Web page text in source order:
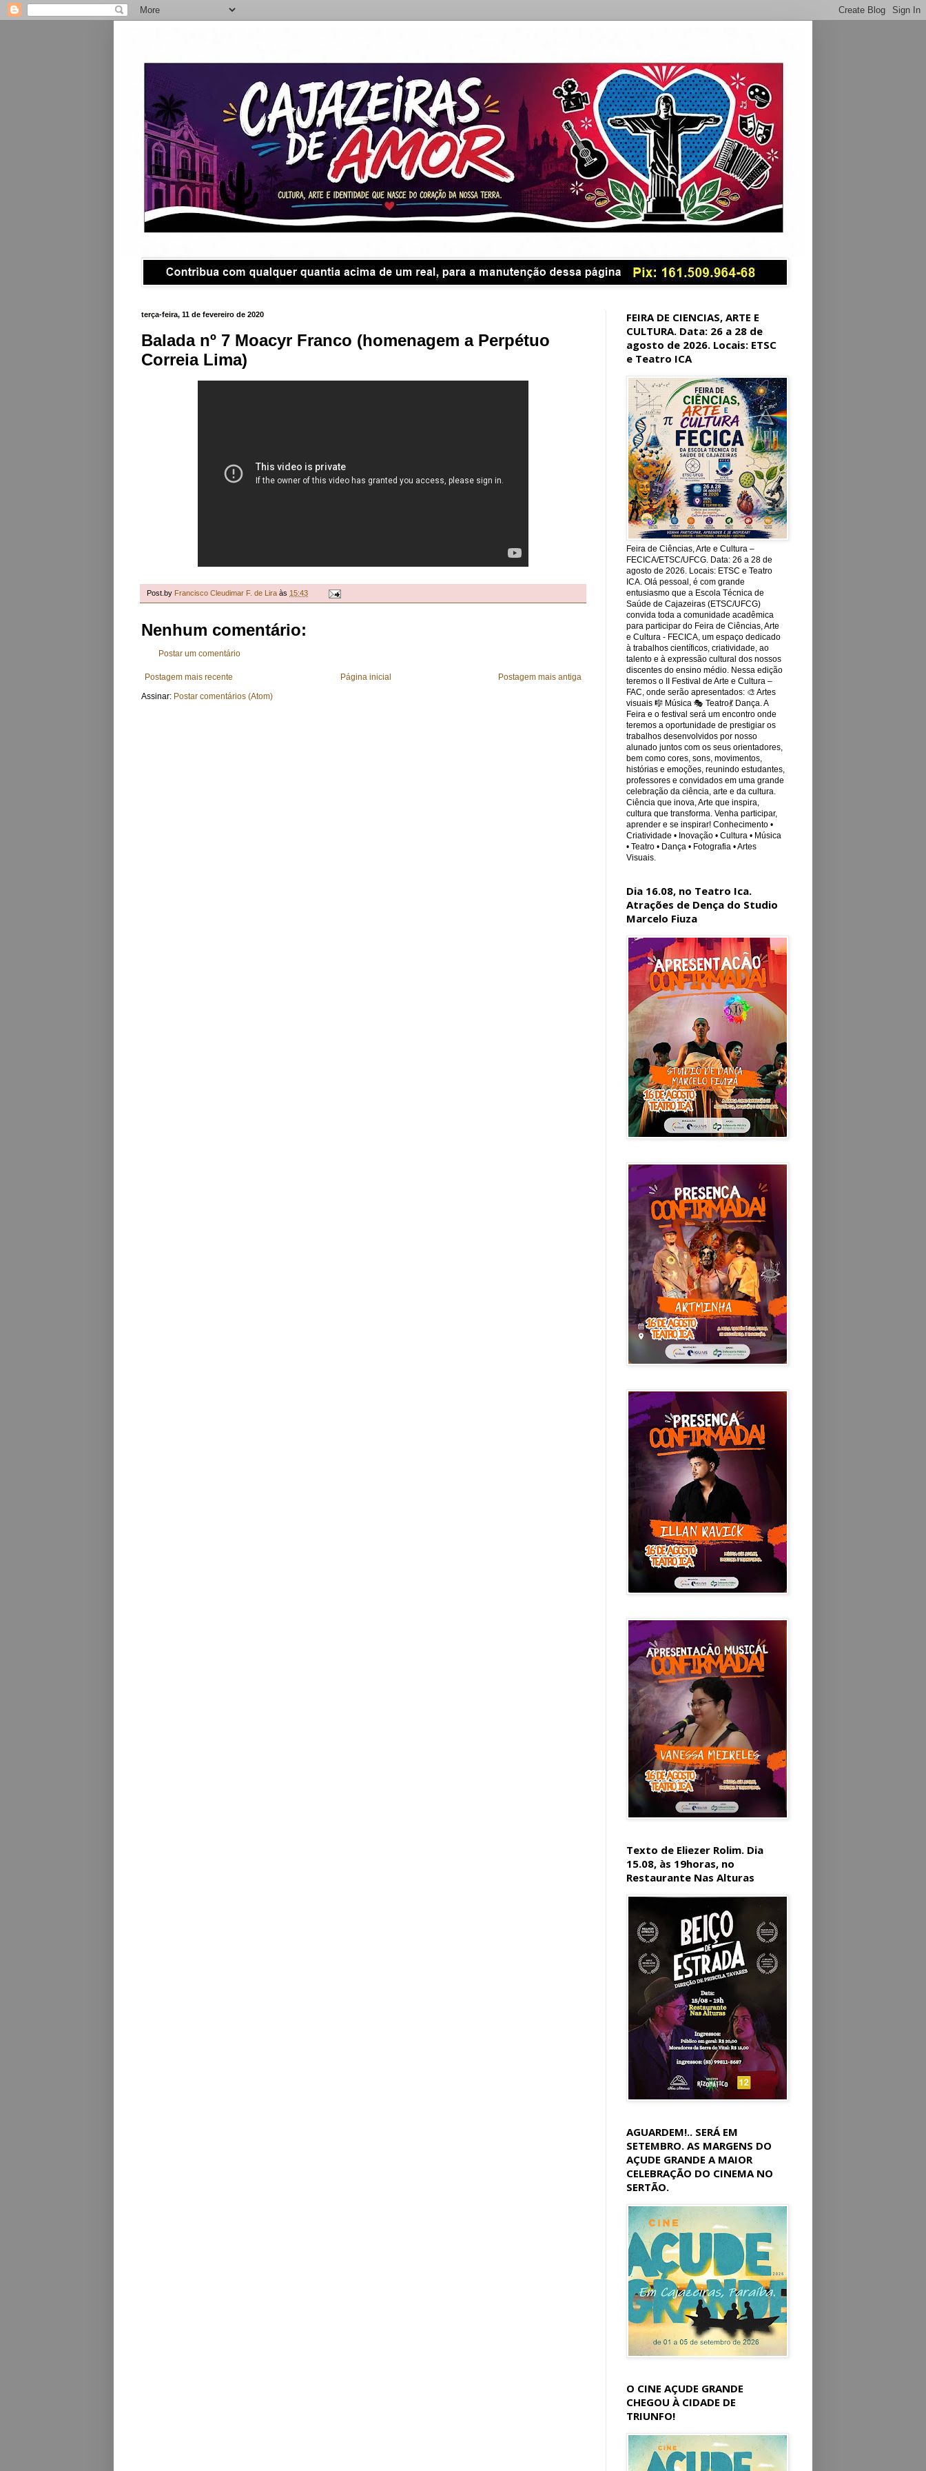
terça-feira, 11 de fevereiro de 2020
Balada nº 7 Moacyr Franco (homenagem a Perpétuo
Correia Lima)
Post.by Francisco Cleudimar F. de Lira às 15:43
Nenhum comentário:
Postar um comentário
Postagem mais recente Postagem mais antiga
Página inicial
Assinar: Postar comentários (Atom)
FEIRA DE CIENCIAS, ARTE E
CULTURA. Data: 26 a 28 de
agosto de 2026. Locais: ETSC
e Teatro ICA
Feira de Ciências, Arte e Cultura –
FECICA/ETSC/UFCG. Data: 26 a 28 de
agosto de 2026. Locais: ETSC e Teatro
ICA. Olá pessoal, é com grande
entusiasmo que a Escola Técnica de
Saúde de Cajazeiras (ETSC/UFCG)
convida toda a comunidade acadêmica
para participar do Feira de Ciências, Arte
e Cultura - FECICA, um espaço dedicado
à trabalhos científicos, criatividade, ao
talento e à expressão cultural dos nossos
discentes do ensino médio. Nessa edição
teremos o II Festival de Arte e Cultura –
FAC, onde serão apresentados: 🎨 Artes
visuais 🎼 Música 🎭 Teatro💃 Dança. A
Feira e o festival será um encontro onde
teremos a oportunidade de prestigiar os
trabalhos desenvolvidos por nosso
alunado juntos com os seus orientadores,
bem como cores, sons, movimentos,
histórias e emoções, reunindo estudantes,
professores e convidados em uma grande
celebração da ciência, arte e da cultura.
Ciência que inova, Arte que inspira,
cultura que transforma. Venha participar,
aprender e se inspirar! Conhecimento •
Criatividade • Inovação • Cultura • Música
• Teatro • Dança • Fotografia • Artes
Visuais.
Dia 16.08, no Teatro Ica.
Atrações de Dença do Studio
Marcelo Fiuza
Texto de Eliezer Rolim. Dia
15.08, às 19horas, no
Restaurante Nas Alturas
AGUARDEM!.. SERÁ EM
SETEMBRO. AS MARGENS DO
AÇUDE GRANDE A MAIOR
CELEBRAÇÃO DO CINEMA NO
SERTÃO.
O CINE AÇUDE GRANDE
CHEGOU À CIDADE DE
TRIUNFO!